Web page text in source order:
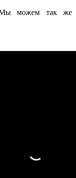
Мы можем так же